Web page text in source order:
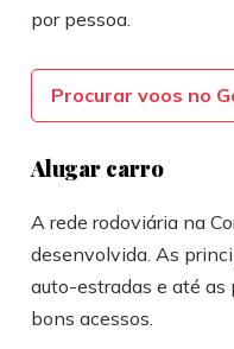
por pessoa.
Procurar voos no
Alugar carro
A rede rodoviária na
desenvolvida. As
auto-estradas e até as
bons acessos.